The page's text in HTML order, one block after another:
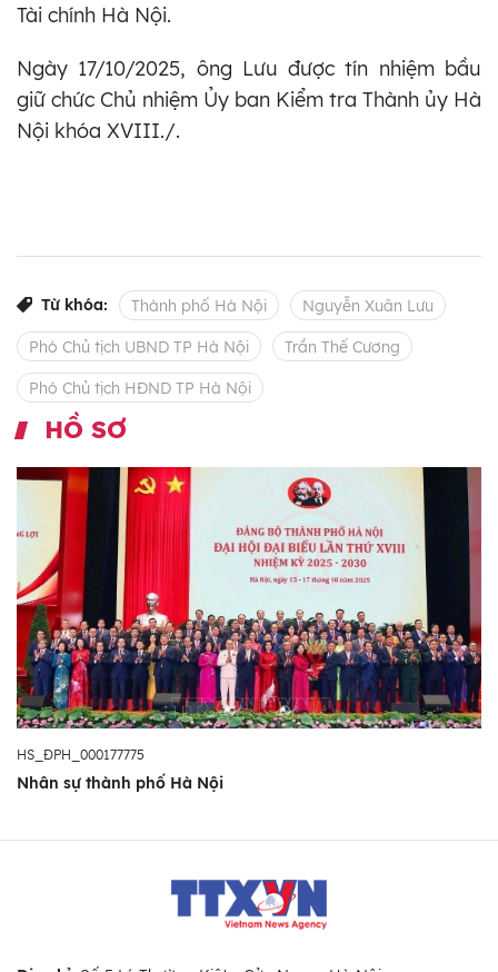
Tài chính Hà Nội.
Ngày 17/10/2025, ông Lưu được tín nhiệm bầu
giữ chức Chủ nhiệm Ủy ban Kiểm tra Thành ủy Hà
Nội khóa XVIII./.
Từ khóa: Thành phố Hà Nội Nguyễn Xuân Lưu
Phó Chủ tịch UBND TP Hà Nội Trần Thế Cương
Phó Chủ tịch HĐND TP Hà Nội
HỒ SƠ
HS_ĐPH_000177775
Nhân sự thành phố Hà Nội